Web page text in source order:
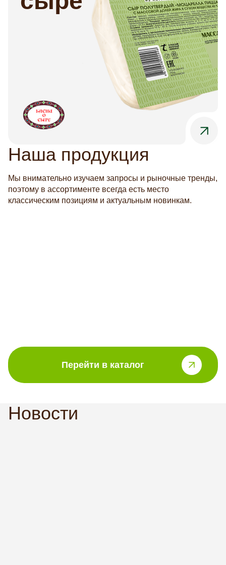
Наша продукция
Мы внимательно изучаем запросы и рыночные тренды,
поэтому в ассортименте всегда есть место
классическим позициям и актуальным новинкам.
Перейти в каталог
Новости
Отклонить все
Сайт запоминает выбор настроек на 1 год. Через
год Сайт снова запросит Ваше согласие. Вы
можете изменить настройки файлов cookie или
отозвать согласие в любое время на этой странице
(доступна по ссылке «Выбор настроек cookies» в